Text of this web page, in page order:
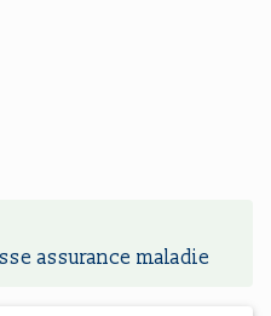
assurance maladie